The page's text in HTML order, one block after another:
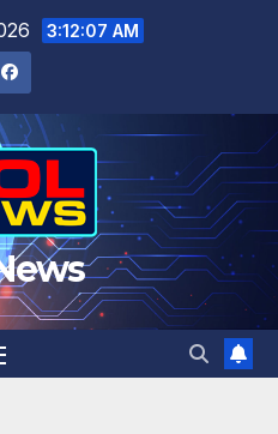
3:12:08 AM